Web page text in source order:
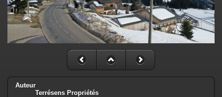
Auteur
Terrésens Propriétés